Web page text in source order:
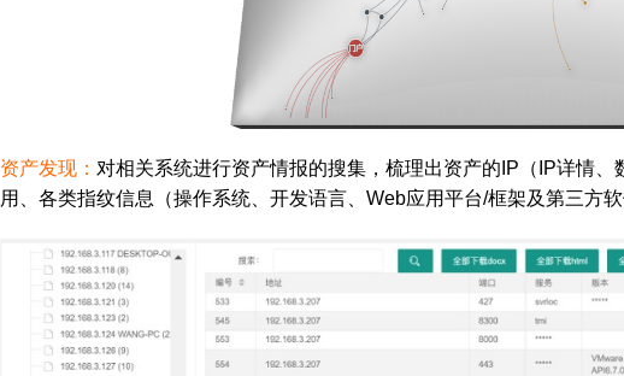
资产发现： 对相关系统进行资产情报的搜集，梳理出资产的IP（IP详情
用、各类指纹信息（操作系统、开发语言、Web应用平台/框架及第三方软